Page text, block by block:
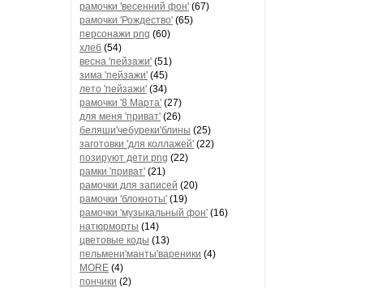
рамочки 'весенний фон' (67)
рамочки 'Рождество' (65)
персонажи png (60)
хлеб (54)
весна 'пейзажи' (51)
зима 'пейзажи' (45)
лето 'пейзажи' (34)
рамочки '8 Марта' (27)
для меня 'приват' (26)
беляши'чебуреки'блины (25)
заготовки 'для коллажей' (22)
позируют дети png (22)
рамки 'приват' (21)
рамочки для записей (20)
рамочки 'блокноты' (19)
рамочки 'музыкальный фон' (16)
натюрморты (14)
цветовые коды (13)
пельмени'манты'вареники (4)
MORE (4)
пончики (2)